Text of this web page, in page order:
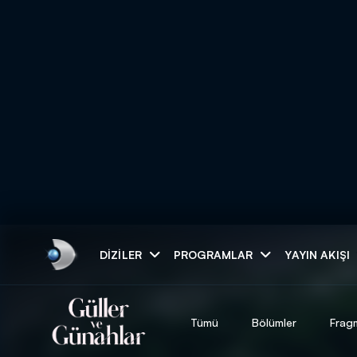
DIZILER PROGRAMLAR YAYIN AKIŞI
Tümü Bölümler